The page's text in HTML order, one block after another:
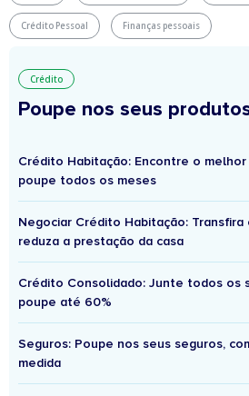
Crédito Pessoal Finanças pessoais
Crédito
Poupe nos seus
Crédito Habitação: Encontre o
poupe todos os meses
Negociar Crédito Habitação:
reduza a prestação da casa
Crédito Consolidado: Junte todos os
poupe até 60%
Seguros: Poupe nos seus seguros,
medida